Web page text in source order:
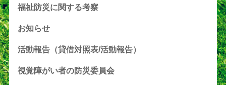
福祉防災に関する考察
お知らせ
活動報告（貸借対照表/活動報告）
視覚障がい者の防災委員会